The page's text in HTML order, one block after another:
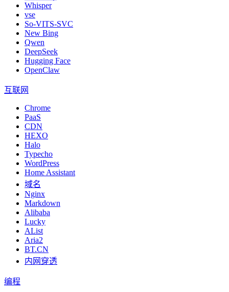
Whisper
vse
So-VITS-SVC
New Bing
Qwen
DeepSeek
Hugging Face
OpenClaw
互联网
Chrome
PaaS
CDN
HEXO
Halo
Typecho
WordPress
Home Assistant
域名
Nginx
Markdown
Alibaba
Lucky
AList
Aria2
BT.CN
内网穿透
编程